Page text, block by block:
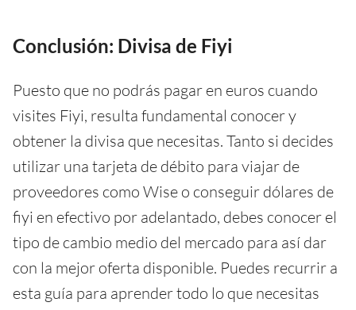
Conclusión: Divisa de Fiyi
Puesto que no podrás pagar en euros cuando
visites Fiyi, resulta fundamental conocer y
obtener la divisa que necesitas. Tanto si decides
utilizar una tarjeta de débito para viajar de
proveedores como Wise o conseguir dólares de
fiyi en efectivo por adelantado, debes conocer el
tipo de cambio medio del mercado para así dar
con la mejor oferta disponible. Puedes recurrir a
esta guía para aprender todo lo que necesitas